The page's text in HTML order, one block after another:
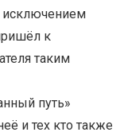
исключением
к
таким
путь»
и тех кто также